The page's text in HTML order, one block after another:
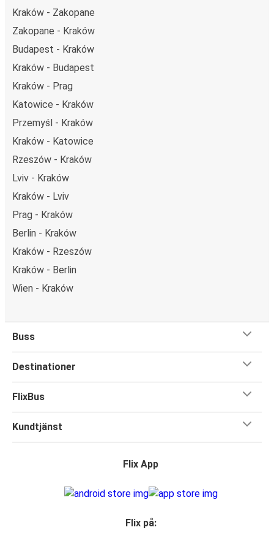
Kraków - Zakopane
Zakopane - Kraków
Budapest - Kraków
Kraków - Budapest
Kraków - Prag
Katowice - Kraków
Przemyśl - Kraków
Kraków - Katowice
Rzeszów - Kraków
Lviv - Kraków
Kraków - Lviv
Prag - Kraków
Berlin - Kraków
Kraków - Rzeszów
Kraków - Berlin
Wien - Kraków
Buss
Destinationer
FlixBus
Kundtjänst
Flix App
Flix på: